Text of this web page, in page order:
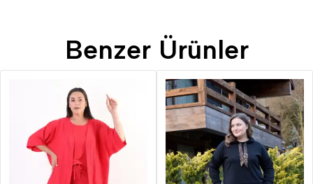
Benzer Ürünler